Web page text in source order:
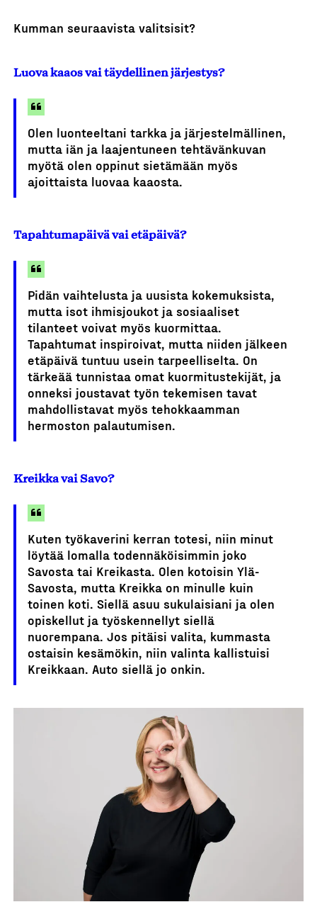
Kumman seuraavista valitsisit?
Luova kaaos vai täydellinen järjestys?
Olen luonteeltani tarkka ja järjestelmällinen,
mutta iän ja laajentuneen tehtävänkuvan
myötä olen oppinut sietämään myös
ajoittaista luovaa kaaosta.
Tapahtumapäivä vai etäpäivä?
Pidän vaihtelusta ja uusista kokemuksista,
mutta isot ihmisjoukot ja sosiaaliset
tilanteet voivat myös kuormittaa.
Tapahtumat inspiroivat, mutta niiden jälkeen
etäpäivä tuntuu usein tarpeelliselta. On
tärkeää tunnistaa omat kuormitustekijät, ja
onneksi joustavat työn tekemisen tavat
mahdollistavat myös tehokkaamman
hermoston palautumisen.
Kreikka vai Savo?
Kuten työkaverini kerran totesi, niin minut
löytää lomalla todennäköisimmin joko
Savosta tai Kreikasta. Olen kotoisin Ylä-
Savosta, mutta Kreikka on minulle kuin
toinen koti. Siellä asuu sukulaisiani ja olen
opiskellut ja työskennellyt siellä
nuorempana. Jos pitäisi valita, kummasta
ostaisin kesämökin, niin valinta kallistuisi
Kreikkaan. Auto siellä jo onkin.